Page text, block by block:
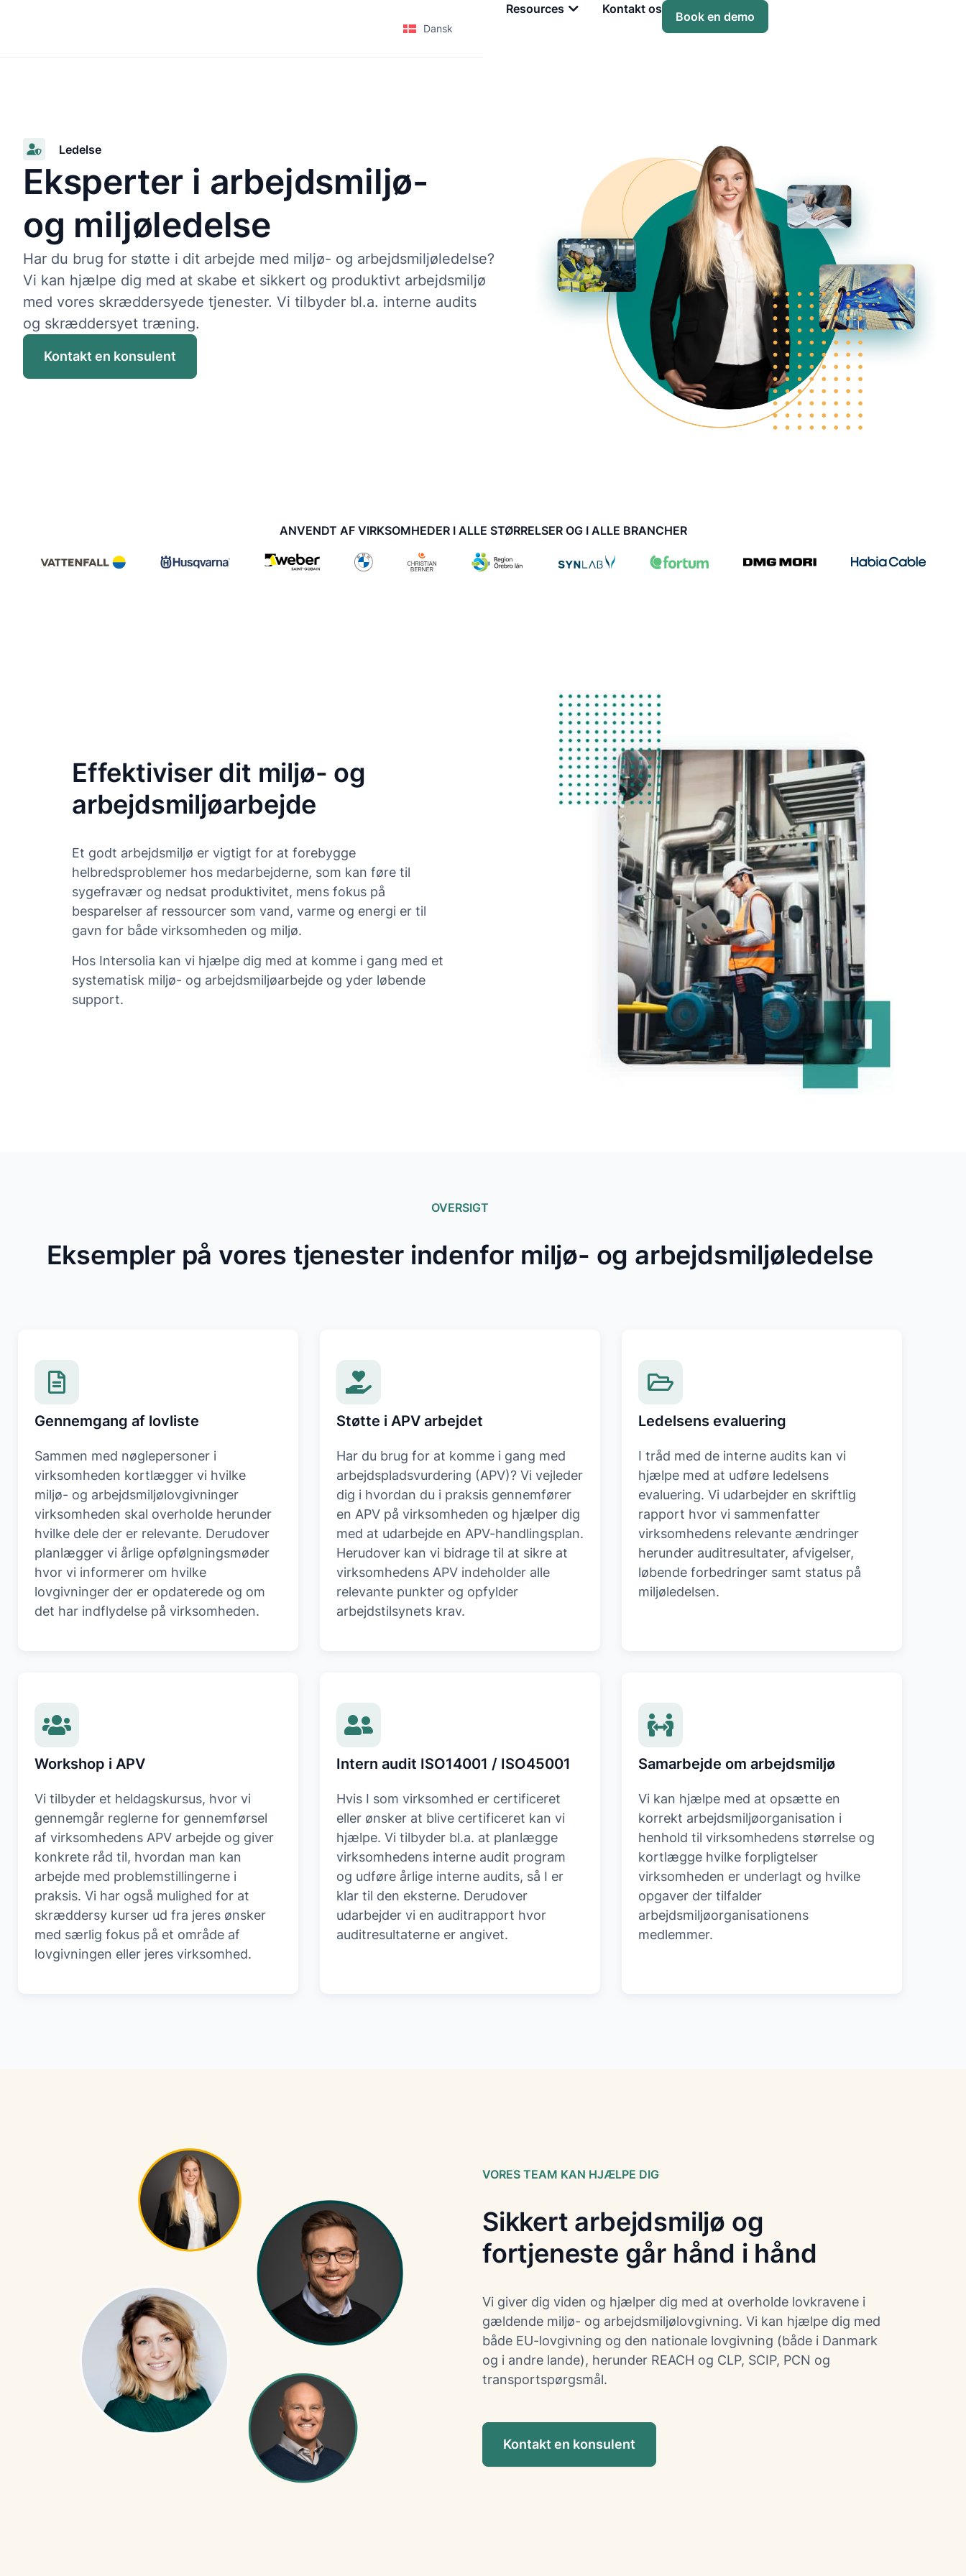
Dansk
Resources Kontakt os
Book en demo
Ledelse
Eksperter i arbejdsmiljø-
og miljøledelse
Har du brug for støtte i dit arbejde med miljø- og arbejdsmiljøledelse?
Vi kan hjælpe dig med at skabe et sikkert og produktivt arbejdsmiljø
med vores skræddersyede tjenester. Vi tilbyder bl.a. interne audits
og skræddersyet træning.
Kontakt en konsulent
ANVENDT AF VIRKSOMHEDER I ALLE STØRRELSER OG I ALLE BRANCHER
Effektiviser dit miljø- og
arbejdsmiljøarbejde
Et godt arbejdsmiljø er vigtigt for at forebygge
helbredsproblemer hos medarbejderne, som kan føre til
sygefravær og nedsat produktivitet, mens fokus på
besparelser af ressourcer som vand, varme og energi er til
gavn for både virksomheden og miljø.
Hos Intersolia kan vi hjælpe dig med at komme i gang med et
systematisk miljø- og arbejdsmiljøarbejde og yder løbende
support.
OVERSIGT
Eksempler på vores tjenester indenfor miljø- og arbejdsmiljøledelse
Gennemgang af lovliste
Sammen med nøglepersoner i
virksomheden kortlægger vi hvilke
miljø- og arbejdsmiljølovgivninger
virksomheden skal overholde herunder
hvilke dele der er relevante. Derudover
planlægger vi årlige opfølgningsmøder
hvor vi informerer om hvilke
lovgivninger der er opdaterede og om
det har indflydelse på virksomheden.
Støtte i APV arbejdet
Har du brug for at komme i gang med
arbejdspladsvurdering (APV)? Vi vejleder
dig i hvordan du i praksis gennemfører
en APV på virksomheden og hjælper dig
med at udarbejde en APV-handlingsplan.
Herudover kan vi bidrage til at sikre at
virksomhedens APV indeholder alle
relevante punkter og opfylder
arbejdstilsynets krav.
Ledelsens evaluering
I tråd med de interne audits kan vi
hjælpe med at udføre ledelsens
evaluering. Vi udarbejder en skriftlig
rapport hvor vi sammenfatter
virksomhedens relevante ændringer
herunder auditresultater, afvigelser,
løbende forbedringer samt status på
miljøledelsen.
Workshop i APV
Vi tilbyder et heldagskursus, hvor vi
gennemgår reglerne for gennemførsel
af virksomhedens APV arbejde og giver
konkrete råd til, hvordan man kan
arbejde med problemstillingerne i
praksis. Vi har også mulighed for at
skræddersy kurser ud fra jeres ønsker
med særlig fokus på et område af
lovgivningen eller jeres virksomhed.
Intern audit ISO14001 / ISO45001
Hvis I som virksomhed er certificeret
eller ønsker at blive certificeret kan vi
hjælpe. Vi tilbyder bl.a. at planlægge
virksomhedens interne audit program
og udføre årlige interne audits, så I er
klar til den eksterne. Derudover
udarbejder vi en auditrapport hvor
auditresultaterne er angivet.
Samarbejde om arbejdsmiljø
Vi kan hjælpe med at opsætte en
korrekt arbejdsmiljøorganisation i
henhold til virksomhedens størrelse og
kortlægge hvilke forpligtelser
virksomheden er underlagt og hvilke
opgaver der tilfalder
arbejdsmiljøorganisationens
medlemmer.
VORES TEAM KAN HJÆLPE DIG
Sikkert arbejdsmiljø og
fortjeneste går hånd i hånd
Vi giver dig viden og hjælper dig med at overholde lovkravene i
gældende miljø- og arbejdsmiljølovgivning. Vi kan hjælpe dig med
både EU-lovgivning og den nationale lovgivning (både i Danmark
og i andre lande), herunder REACH og CLP, SCIP, PCN og
transportspørgsmål.
Kontakt en konsulent